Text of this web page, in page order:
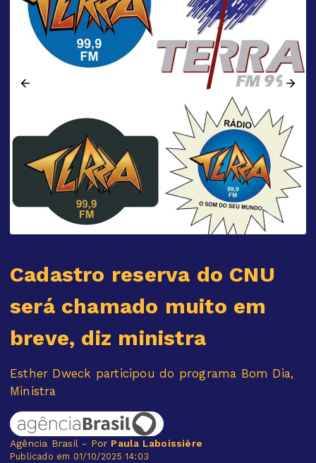
Cadastro reserva do CNU
será chamado muito em
breve, diz ministra
Esther Dweck participou do programa Bom Dia,
Ministra
Agência Brasil - Por Paula Laboissière
Publicado em 01/10/2025 14:03